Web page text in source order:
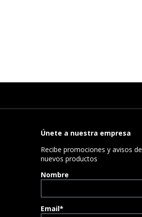
Únete a nuestra empresa
Recibe promociones y avisos de
nuevos productos
Nombre
Email*